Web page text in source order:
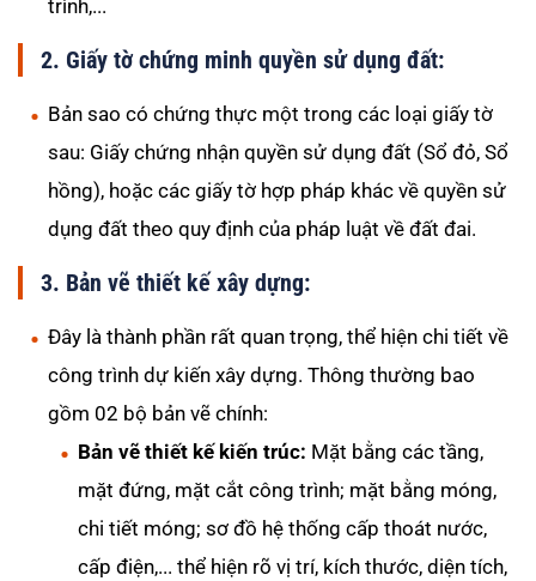
trình,...
2. Giấy tờ chứng minh quyền sử dụng đất:
Bản sao có chứng thực một trong các loại giấy tờ
sau: Giấy chứng nhận quyền sử dụng đất (Sổ đỏ, Sổ
hồng), hoặc các giấy tờ hợp pháp khác về quyền sử
dụng đất theo quy định của pháp luật về đất đai.
3. Bản vẽ thiết kế xây dựng:
Đây là thành phần rất quan trọng, thể hiện chi tiết về
công trình dự kiến xây dựng. Thông thường bao
gồm 02 bộ bản vẽ chính:
Bản vẽ thiết kế kiến trúc: Mặt bằng các tầng,
mặt đứng, mặt cắt công trình; mặt bằng móng,
chi tiết móng; sơ đồ hệ thống cấp thoát nước,
cấp điện,... thể hiện rõ vị trí, kích thước, diện tích,